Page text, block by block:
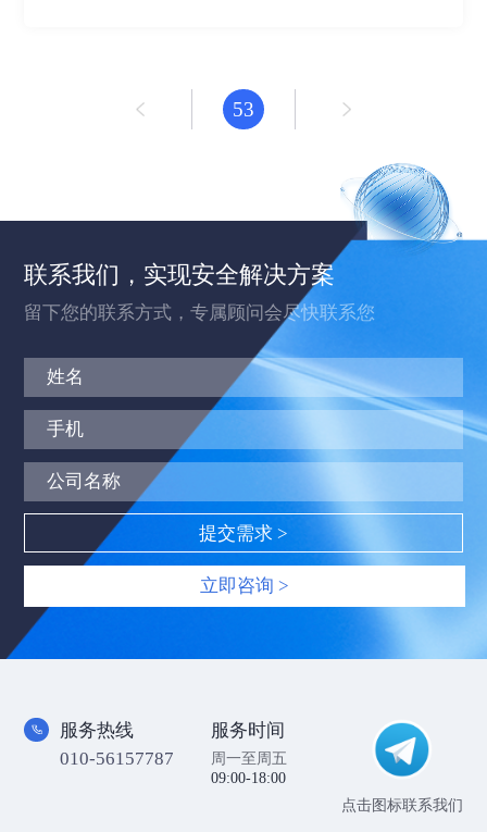
53
联系我们，实现安全解决方案
留下您的联系方式，专属顾问会尽快联系您
立即咨询 >
服务热线
010-56157787
服务时间
周一至周五
09:00-18:00
点击图标联系我们